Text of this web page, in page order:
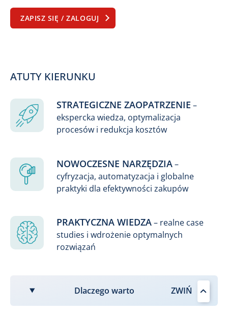
ZAPISZ SIĘ / ZALOGUJ
ATUTY KIERUNKU
STRATEGICZNE ZAOPATRZENIE –
ekspercka wiedza, optymalizacja
procesów i redukcja kosztów
NOWOCZESNE NARZĘDZIA–
cyfryzacja, automatyzacja i globalne
praktyki dla efektywności zakupów
PRAKTYCZNA WIEDZA– realne case
studies i wdrożenie optymalnych
rozwiązań
Dlaczego warto